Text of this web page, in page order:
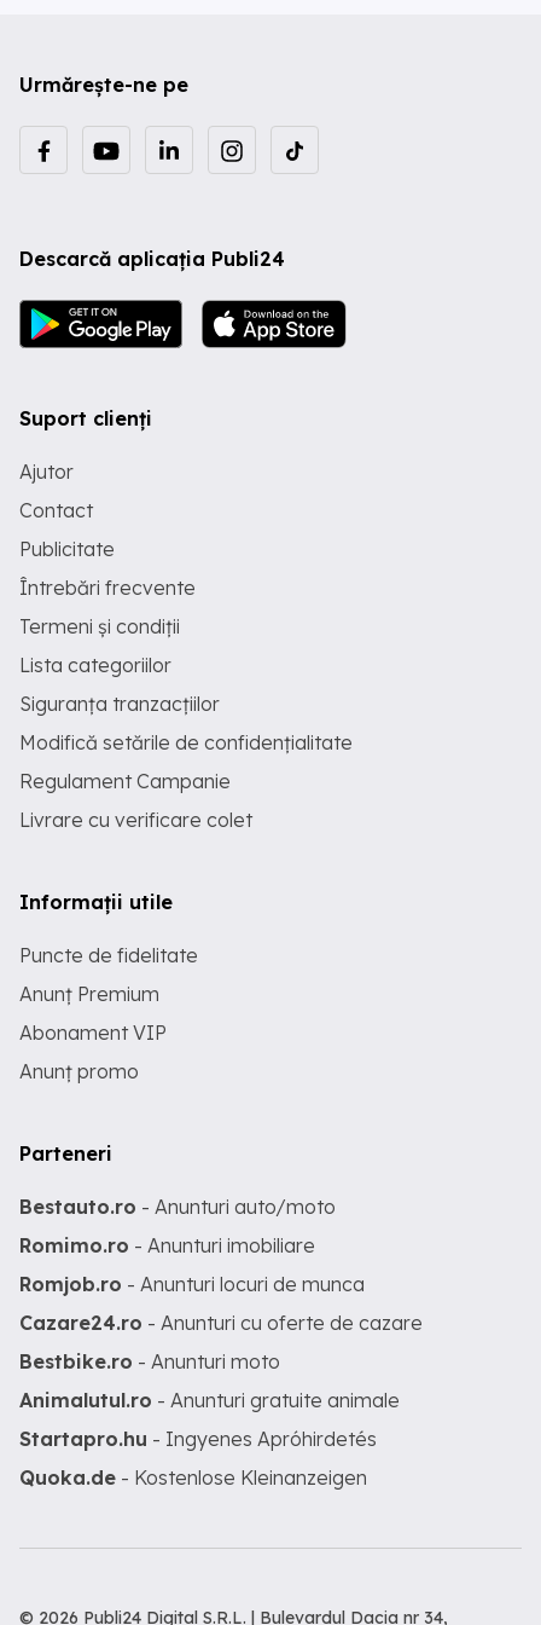
Urmărește-ne pe
Descarcă aplicația Publi24
Suport clienți
Ajutor
Contact
Publicitate
Întrebări frecvente
Termeni și condiții
Lista categoriilor
Siguranța tranzacțiilor
Modifică setările de confidențialitate
Regulament Campanie
Livrare cu verificare colet
Informații utile
Puncte de fidelitate
Anunț Premium
Abonament VIP
Anunț promo
Parteneri
Bestauto.ro - Anunturi auto/moto
Romimo.ro - Anunturi imobiliare
Romjob.ro - Anunturi locuri de munca
Cazare24.ro - Anunturi cu oferte de cazare
Bestbike.ro - Anunturi moto
Animalutul.ro - Anunturi gratuite animale
Startapro.hu - Ingyenes Apróhirdetés
Quoka.de - Kostenlose Kleinanzeigen
© 2026 Publi24 Digital S.R.L. | Bulevardul Dacia nr 34,